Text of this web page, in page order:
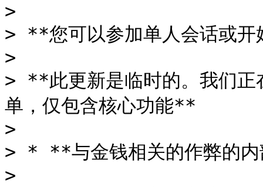
>
> **您可以参加单人会话或开
>
> **此更新是临时的。我们正
单，仅包含核心功能**
>
> * **与金钱相关的作弊的
>